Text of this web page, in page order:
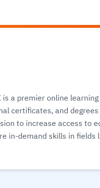
a premier online
certificates, and
to increase access to
in-demand skills in fields